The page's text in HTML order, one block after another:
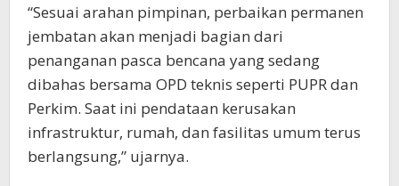
“Sesuai arahan pimpinan, perbaikan permanen
jembatan akan menjadi bagian dari
penanganan pasca bencana yang sedang
dibahas bersama OPD teknis seperti PUPR dan
Perkim. Saat ini pendataan kerusakan
infrastruktur, rumah, dan fasilitas umum terus
berlangsung,” ujarnya.